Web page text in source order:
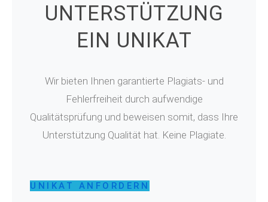
UNTERSTÜTZUNG
EIN UNIKAT
Wir bieten Ihnen garantierte Plagiats- und
Fehlerfreiheit durch aufwendige
Qualitätsprüfung und beweisen somit, dass Ihre
Unterstützung Qualität hat. Keine Plagiate.
UNIKAT ANFORDERN